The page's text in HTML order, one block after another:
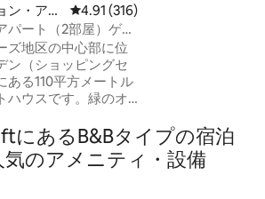
ン・アパ
レビュー316件、5つ星中4.91つ
4.91 (316)
ート（2部屋）ゲリ
ズ地区の中心部に位
ン（ショッピングセ
ある110平方メートル
ハウスです。緑のオ
でモダンな住まい
お楽しみください。
ぎながら、高品質の
楽しみください。建
にあるB&Bタイプの宿泊
のアメニティ・設備